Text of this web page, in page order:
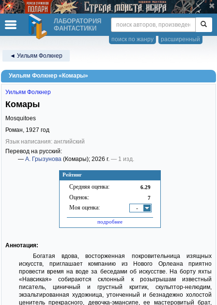
ЛАБОРАТОРИЯ
ФАНТАСТИКИ
расширенный
поиск по жанру
◄ Уильям Фолкнер
Уильям Фолкнер «Комары»
Рейтинг
Средняя оценка: 6.29
Оценок: 7
Моя оценка: -
подробнее
Уильям Фолкнер
Комары
Mosquitoes
Роман, 1927 год
Язык написания: английский
Перевод на русский:
— А. Грызунова (Комары); 2026 г. — 1 изд.
Аннотация:
Богатая вдова, восторженная покровительница изящных
искусств, приглашает компанию из Нового Орлеана приятно
провести время на воде за беседами об искусстве. На борту яхты
«Навсикая» собираются склонный к розыгрышам известный
писатель, циничный и грустный критик, скульптор-нелюдим,
экзальтированная художница, утонченный и безнадежно холостой
ценитель прекрасного, девочка-эмансипе, ее мастеровитый брат,